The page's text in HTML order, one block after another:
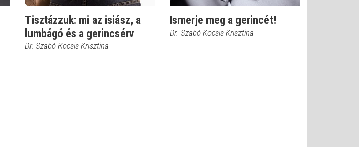
Tisztázzuk: mi az isiász, a
lumbágó és a gerincsérv
Dr. Szabó-Kocsis Krisztina
Ismerje meg a gerincét!
Dr. Szabó-Kocsis Krisztina